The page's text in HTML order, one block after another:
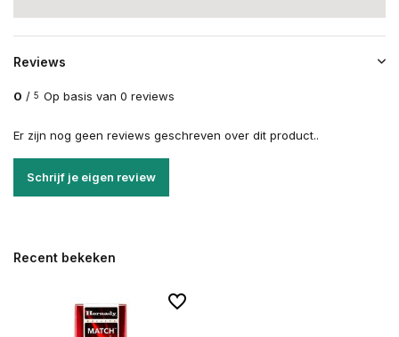
Reviews
0 / 5 Op basis van 0 reviews
Er zijn nog geen reviews geschreven over dit product..
Schrijf je eigen review
Recent bekeken